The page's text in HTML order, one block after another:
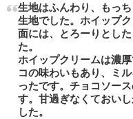
生地はふんわり、もっ
生地でした。ホイップ
面には、とろーりとし
た。
ホイップクリームは濃
コの味わいもあり、ミ
ったです。チョコソー
す。甘過ぎなくておい
した。